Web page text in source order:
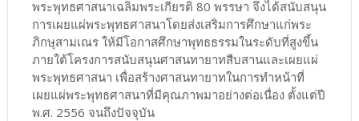
พระพุทธศาสนาเฉลิมพระเกียรติ 80 พรรษา จึงได้สนับสนุน
การเผยแผ่พระพุทธศาสนาโดยส่งเสริมการศึกษาแก่พระ
ภิกษุสามเณร ให้มีโอกาสศึกษาพุทธธรรมในระดับที่สูงขึ้น
ภายใต้โครงการสนับสนุนศาสนทายาทสืบสานและเผยแผ่
พระพุทธศาสนา เพื่อสร้างศาสนทายาทในการทำหน้าที่
เผยแผ่พระพุทธศาสนาที่มีคุณภาพมาอย่างต่อเนื่อง ตั้งแต่ปี
พ.ศ. 2556 จนถึงปัจจุบัน